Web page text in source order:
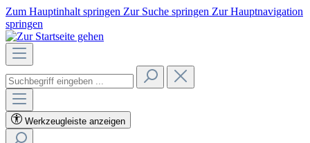
Zum Hauptinhalt springen Zur Suche springen Zur Hauptnavigation
springen
Werkzeugleiste anzeigen